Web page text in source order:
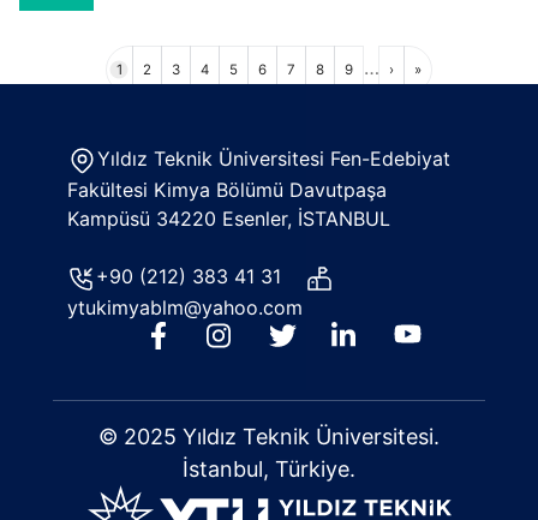
Sayfalama
Sayfa
1 Sayfa
2 Sayfa
3 Sayfa
4 Sayfa
5 Sayfa
6 Sayfa
7 Sayfa
8 Sayfa
9 …
Sonraki
›
Son
»
Yıldız Teknik Üniversitesi Fen-Edebiyat
Fakültesi Kimya Bölümü Davutpaşa
Kampüsü 34220 Esenler, İSTANBUL
+90 (212) 383 41 31
ytukimyablm@yahoo.com
© 2025 Yıldız Teknik Üniversitesi.
İstanbul, Türkiye.